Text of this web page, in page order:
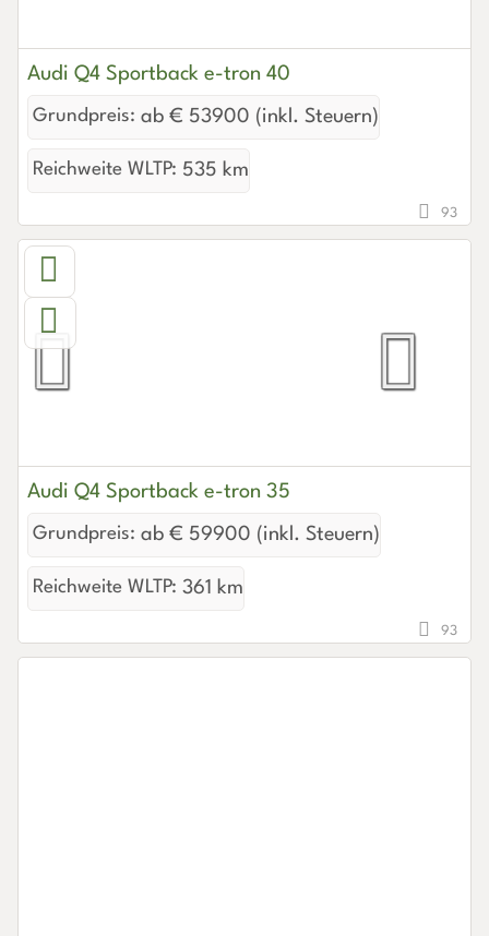
Audi Q4 Sportback e-tron 40
Grundpreis: ab € 53900 (inkl. Steuern)
Reichweite WLTP: 535 km
93
Audi Q4 Sportback e-tron 35
Grundpreis: ab € 59900 (inkl. Steuern)
Reichweite WLTP: 361 km
93